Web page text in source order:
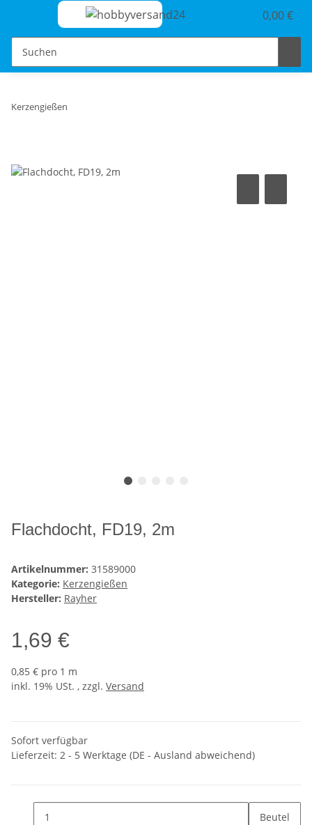
0,00 €
Kerzengießen
Flachdocht, FD19, 2m
Artikelnummer: 31589000
Kategorie: Kerzengießen
Hersteller: Rayher
1,69 €
0,85 € pro 1 m
inkl. 19% USt. , zzgl. Versand
Sofort verfügbar
Lieferzeit: 2 - 5 Werktage (DE - Ausland abweichend)
Beutel